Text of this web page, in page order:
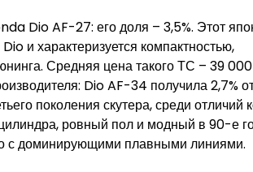
Dio AF-27: его доля – 3,5%. Этот
и характеризуется компактностью,
Средняя цена такого ТС – 39 000
Dio AF-34 получила 2,7%
поколения скутера, среди отличий
ровный пол и модный в 90-е
с доминирующими плавными линиями.